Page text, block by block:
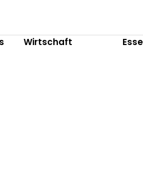
Wirtschaft